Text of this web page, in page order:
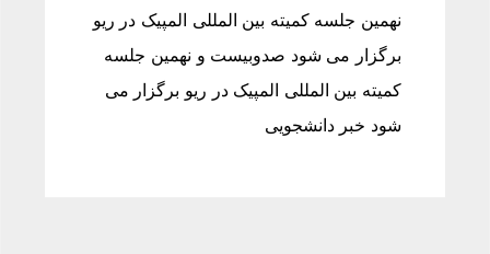
نهمین جلسه کمیته بین المللی المپیک در ریو
برگزار می شود صدوبیست و نهمین جلسه
کمیته بین المللی المپیک در ریو برگزار می
شود خبر دانشجویی